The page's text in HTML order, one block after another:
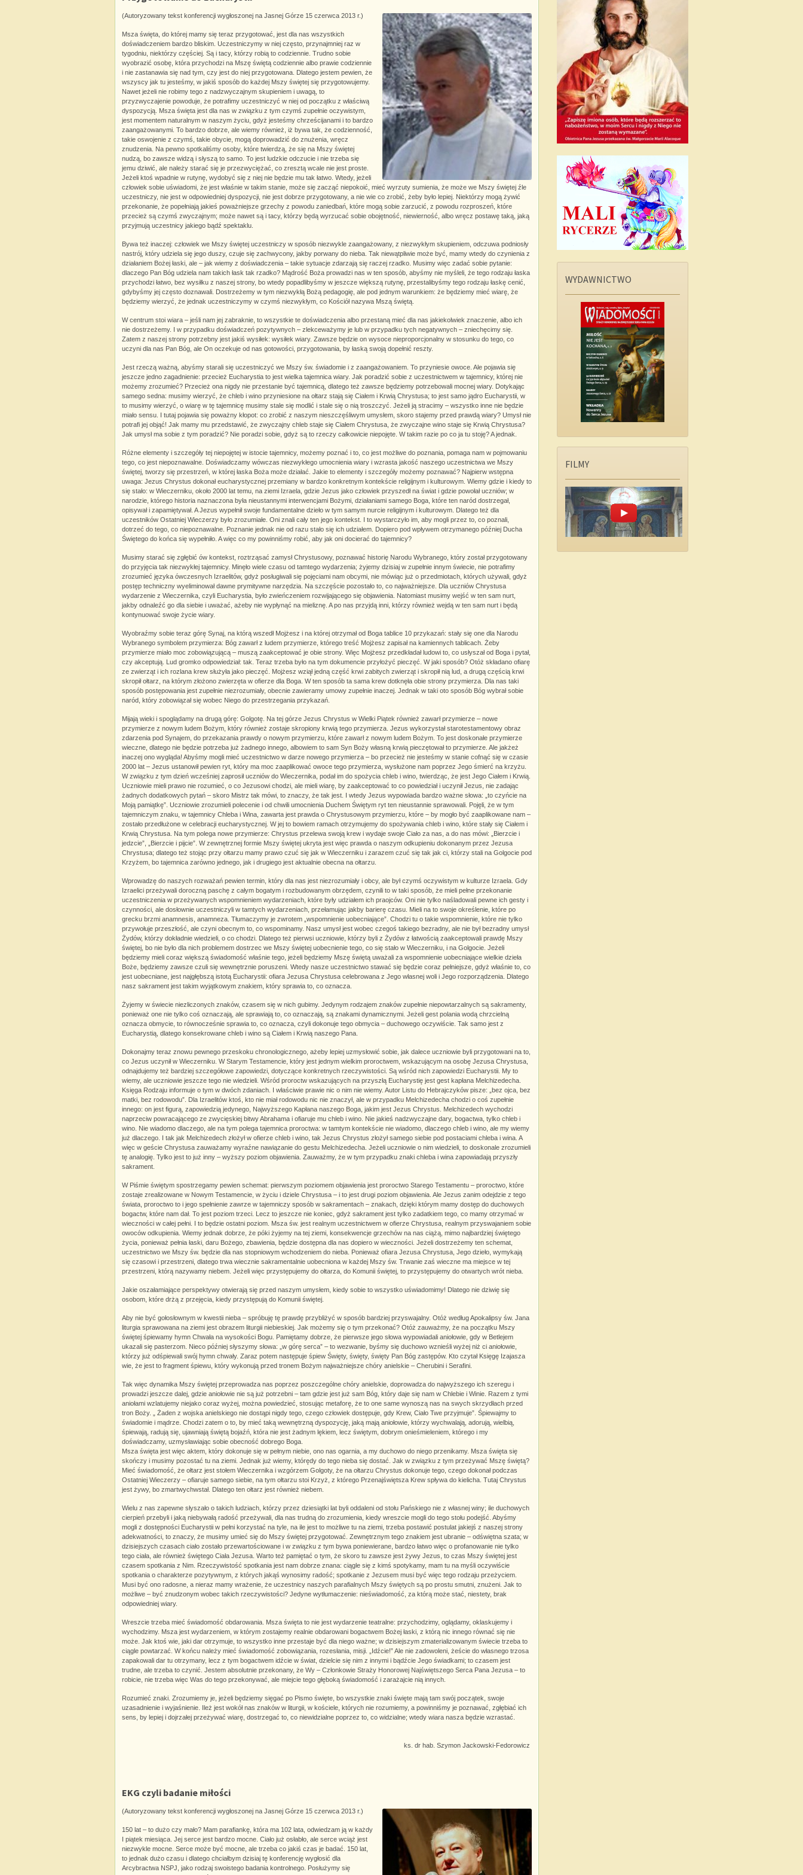
(Autoryzowany tekst konferencji wygłoszonej na Jasnej Górze 15 czerwca 2013 r.)
Msza święta, do której mamy się teraz przygotować, jest dla nas wszystkich
doświadczeniem bardzo bliskim. Uczestniczymy w niej często, przynajmniej raz w
tygodniu, niektórzy częściej. Są i tacy, którzy robią to codziennie. Trudno sobie
wyobrazić osobę, która przychodzi na Mszę świętą codziennie albo prawie codziennie
i nie zastanawia się nad tym, czy jest do niej przygotowana. Dlatego jestem pewien, że
wszyscy jak tu jesteśmy, w jakiś sposób do każdej Mszy świętej się przygotowujemy.
Nawet jeżeli nie robimy tego z nadzwyczajnym skupieniem i uwagą, to
przyzwyczajenie powoduje, że potrafimy uczestniczyć w niej od początku z właściwą
dyspozycją. Msza święta jest dla nas w związku z tym czymś zupełnie oczywistym,
jest momentem naturalnym w naszym życiu, gdyż jesteśmy chrześcijanami i to bardzo
zaangażowanymi. To bardzo dobrze, ale wiemy również, iż bywa tak, że codzienność,
takie oswojenie z czymś, takie obycie, mogą doprowadzić do znużenia, wręcz
znudzenia. Na pewno spotkaliśmy osoby, które twierdzą, że się na Mszy świętej
nudzą, bo zawsze widzą i słyszą to samo. To jest ludzkie odczucie i nie trzeba się
jemu dziwić, ale należy starać się je przezwyciężać, co zresztą wcale nie jest proste.
Jeżeli ktoś wpadnie w rutynę, wydobyć się z niej nie będzie mu tak łatwo. Wtedy, jeżeli
człowiek sobie uświadomi, że jest właśnie w takim stanie, może się zacząć niepokoić, mieć wyrzuty sumienia, że może we Mszy świętej źle
uczestniczy, nie jest w odpowiedniej dyspozycji, nie jest dobrze przygotowany, a nie wie co zrobić, żeby było lepiej. Niektórzy mogą żywić
przekonanie, że popełniają jakieś poważniejsze grzechy z powodu zaniedbań, które mogą sobie zarzucić, z powodu rozproszeń, które
przecież są czymś zwyczajnym; może nawet są i tacy, którzy będą wyrzucać sobie obojętność, niewierność, albo wręcz postawę taką, jaką
przyjmują uczestnicy jakiego bądź spektaklu.
Bywa też inaczej: człowiek we Mszy świętej uczestniczy w sposób niezwykle zaangażowany, z niezwykłym skupieniem, odczuwa podniosły
nastrój, który udziela się jego duszy, czuje się zachwycony, jakby porwany do nieba. Tak niewątpliwie może być, mamy wtedy do czynienia z
działaniem Bożej łaski, ale – jak wiemy z doświadczenia – takie sytuacje zdarzają się raczej rzadko. Musimy więc zadać sobie pytanie:
dlaczego Pan Bóg udziela nam takich łask tak rzadko? Mądrość Boża prowadzi nas w ten sposób, abyśmy nie myśleli, że tego rodzaju łaska
przychodzi łatwo, bez wysiłku z naszej strony, bo wtedy popadlibyśmy w jeszcze większą rutynę, przestalibyśmy tego rodzaju łaskę cenić,
gdybyśmy jej często doznawali. Dostrzeżemy w tym niezwykłą Bożą pedagogię, ale pod jednym warunkiem: że będziemy mieć wiarę, że
będziemy wierzyć, że jednak uczestniczymy w czymś niezwykłym, co Kościół nazywa Mszą świętą.
W centrum stoi wiara – jeśli nam jej zabraknie, to wszystkie te doświadczenia albo przestaną mieć dla nas jakiekolwiek znaczenie, albo ich
nie dostrzeżemy. I w przypadku doświadczeń pozytywnych – zlekceważymy je lub w przypadku tych negatywnych – zniechęcimy się.
Zatem z naszej strony potrzebny jest jakiś wysiłek: wysiłek wiary. Zawsze będzie on wysoce nieproporcjonalny w stosunku do tego, co
uczyni dla nas Pan Bóg, ale On oczekuje od nas gotowości, przygotowania, by łaską swoją dopełnić reszty.
Jest rzeczą ważną, abyśmy starali się uczestniczyć we Mszy św. świadomie i z zaangażowaniem. To przyniesie owoce. Ale pojawia się
jeszcze jedno zagadnienie: przecież Eucharystia to jest wielka tajemnica wiary. Jak poradzić sobie z uczestnictwem w tajemnicy, której nie
możemy zrozumieć? Przecież ona nigdy nie przestanie być tajemnicą, dlatego też zawsze będziemy potrzebowali mocnej wiary. Dotykając
samego sedna: musimy wierzyć, że chleb i wino przyniesione na ołtarz stają się Ciałem i Krwią Chrystusa; to jest samo jądro Eucharystii, w
to musimy wierzyć, o wiarę w tę tajemnicę musimy stale się modlić i stale się o nią troszczyć. Jeżeli ją stracimy – wszystko inne nie będzie
miało sensu. I tutaj pojawia się poważny kłopot: co zrobić z naszym nieszczęśliwym umysłem, skoro stajemy przed prawdą wiary? Umysł nie
potrafi jej objąć! Jak mamy mu przedstawić, że zwyczajny chleb staje się Ciałem Chrystusa, że zwyczajne wino staje się Krwią Chrystusa?
Jak umysł ma sobie z tym poradzić? Nie poradzi sobie, gdyż są to rzeczy całkowicie niepojęte. W takim razie po co ja tu stoję? A jednak.
Różne elementy i szczegóły tej niepojętej w istocie tajemnicy, możemy poznać i to, co jest możliwe do poznania, pomaga nam w pojmowaniu
tego, co jest niepoznawalne. Doświadczamy wówczas niezwykłego umocnienia wiary i wzrasta jakość naszego uczestnictwa we Mszy
świętej, tworzy się przestrzeń, w której łaska Boża może działać. Jakie to elementy i szczegóły możemy poznawać? Najpierw wstępna
uwaga: Jezus Chrystus dokonał eucharystycznej przemiany w bardzo konkretnym kontekście religijnym i kulturowym. Wiemy gdzie i kiedy to
się stało: w Wieczerniku, około 2000 lat temu, na ziemi Izraela, gdzie Jezus jako człowiek przyszedł na świat i gdzie powołał uczniów; w
narodzie, którego historia naznaczona była nieustannymi interwencjami Bożymi, działaniami samego Boga, które ten naród dostrzegał,
opisywał i zapamiętywał. A Jezus wypełnił swoje fundamentalne dzieło w tym samym nurcie religijnym i kulturowym. Dlatego też dla
uczestników Ostatniej Wieczerzy było zrozumiałe. Oni znali cały ten jego kontekst. I to wystarczyło im, aby mogli przez to, co poznali,
dotrzeć do tego, co niepoznawalne. Poznanie jednak nie od razu stało się ich udziałem. Dopiero pod wpływem otrzymanego później Ducha
Świętego do końca się wypełniło. A więc co my powinniśmy robić, aby jak oni docierać do tajemnicy?
Musimy starać się zgłębić ów kontekst, roztrząsać zamysł Chrystusowy, poznawać historię Narodu Wybranego, który został przygotowany
do przyjęcia tak niezwykłej tajemnicy. Minęło wiele czasu od tamtego wydarzenia; żyjemy dzisiaj w zupełnie innym świecie, nie potrafimy
zrozumieć języka ówczesnych Izraelitów, gdyż posługiwali się pojęciami nam obcymi, nie mówiąc już o przedmiotach, których używali, gdyż
postęp techniczny wyeliminował dawne prymitywne narzędzia. Na szczęście pozostało to, co najważniejsze. Dla uczniów Chrystusa
wydarzenie z Wieczernika, czyli Eucharystia, było zwieńczeniem rozwijającego się objawienia. Natomiast musimy wejść w ten sam nurt,
jakby odnaleźć go dla siebie i uważać, ażeby nie wypłynąć na mieliznę. A po nas przyjdą inni, którzy również wejdą w ten sam nurt i będą
kontynuować swoje życie wiary.
Wyobraźmy sobie teraz górę Synaj, na którą wszedł Mojżesz i na której otrzymał od Boga tablice 10 przykazań: stały się one dla Narodu
Wybranego symbolem przymierza: Bóg zawarł z ludem przymierze, którego treść Mojżesz zapisał na kamiennych tablicach. Żeby
przymierze miało moc zobowiązującą – muszą zaakceptować je obie strony. Więc Mojżesz przedkładał ludowi to, co usłyszał od Boga i pytał,
czy akceptują. Lud gromko odpowiedział: tak. Teraz trzeba było na tym dokumencie przyłożyć pieczęć. W jaki sposób? Otóż składano ofiarę
ze zwierząt i ich rozlana krew służyła jako pieczęć. Mojżesz wziął jedną część krwi zabitych zwierząt i skropił nią lud, a drugą częścią krwi
skropił ołtarz, na którym złożono zwierzęta w ofierze dla Boga. W ten sposób ta sama krew dotknęła obie strony przymierza. Dla nas taki
sposób postępowania jest zupełnie niezrozumiały, obecnie zawieramy umowy zupełnie inaczej. Jednak w taki oto sposób Bóg wybrał sobie
naród, który zobowiązał się wobec Niego do przestrzegania przykazań.
Mijają wieki i spoglądamy na drugą górę: Golgotę. Na tej górze Jezus Chrystus w Wielki Piątek również zawarł przymierze – nowe
przymierze z nowym ludem Bożym, który również zostaje skropiony krwią tego przymierza. Jezus wykorzystał starotestamentowy obraz
zdarzenia pod Synajem, do przekazania prawdy o nowym przymierzu, które zawarł z nowym ludem Bożym. To jest doskonałe przymierze
wieczne, dlatego nie będzie potrzeba już żadnego innego, albowiem to sam Syn Boży własną krwią pieczętował to przymierze. Ale jakżeż
inaczej ono wygląda! Abyśmy mogli mieć uczestnictwo w darze nowego przymierza – bo przecież nie jesteśmy w stanie cofnąć się w czasie
2000 lat – Jezus ustanowił pewien ryt, który ma moc zaaplikować owoce tego przymierza, wysłużone nam poprzez Jego śmierć na krzyżu.
W związku z tym dzień wcześniej zaprosił uczniów do Wieczernika, podał im do spożycia chleb i wino, twierdząc, że jest Jego Ciałem i Krwią.
Uczniowie mieli prawo nie rozumieć, o co Jezusowi chodzi, ale mieli wiarę, by zaakceptować to co powiedział i uczynił Jezus, nie zadając
żadnych dodatkowych pytań – skoro Mistrz tak mówi, to znaczy, że tak jest. I wtedy Jezus wypowiada bardzo ważne słowa: „to czyńcie na
Moją pamiątkę”. Uczniowie zrozumieli polecenie i od chwili umocnienia Duchem Świętym ryt ten nieustannie sprawowali. Pojęli, że w tym
tajemniczym znaku, w tajemnicy Chleba i Wina, zawarta jest prawda o Chrystusowym przymierzu, które – by mogło być zaaplikowane nam –
zostało przedłużone w celebracji eucharystycznej. W jej to bowiem ramach otrzymujemy do spożywania chleb i wino, które stały się Ciałem i
Krwią Chrystusa. Na tym polega nowe przymierze: Chrystus przelewa swoją krew i wydaje swoje Ciało za nas, a do nas mówi: „Bierzcie i
jedzcie”, „Bierzcie i pijcie”. W zewnętrznej formie Mszy świętej ukryta jest więc prawda o naszym odkupieniu dokonanym przez Jezusa
Chrystusa; dlatego też stojąc przy ołtarzu mamy prawo czuć się jak w Wieczerniku i zarazem czuć się tak jak ci, którzy stali na Golgocie pod
Krzyżem, bo tajemnica zarówno jednego, jak i drugiego jest aktualnie obecna na ołtarzu.
Wprowadzę do naszych rozważań pewien termin, który dla nas jest niezrozumiały i obcy, ale był czymś oczywistym w kulturze Izraela. Gdy
Izraelici przeżywali doroczną paschę z całym bogatym i rozbudowanym obrzędem, czynili to w taki sposób, że mieli pełne przekonanie
uczestniczenia w przeżywanych wspomnieniem wydarzeniach, które były udziałem ich praojców. Oni nie tylko naśladowali pewne ich gesty i
czynności, ale dosłownie uczestniczyli w tamtych wydarzeniach, przełamując jakby barierę czasu. Mieli na to swoje określenie, które po
grecku brzmi anamnesis, anamneza. Tłumaczymy je zwrotem „wspomnienie uobecniające”. Chodzi tu o takie wspomnienie, które nie tylko
przywołuje przeszłość, ale czyni obecnym to, co wspominamy. Nasz umysł jest wobec czegoś takiego bezradny, ale nie był bezradny umysł
Żydów, którzy dokładnie wiedzieli, o co chodzi. Dlatego też pierwsi uczniowie, którzy byli z Żydów z łatwością zaakceptowali prawdę Mszy
świętej, bo nie było dla nich problemem dostrzec we Mszy świętej uobecnienie tego, co się stało w Wieczerniku, i na Golgocie. Jeżeli
będziemy mieli coraz większą świadomość właśnie tego, jeżeli będziemy Mszę świętą uważali za wspomnienie uobecniające wielkie dzieła
Boże, będziemy zawsze czuli się wewnętrznie poruszeni. Wtedy nasze uczestnictwo stawać się będzie coraz pełniejsze, gdyż właśnie to, co
jest uobecniane, jest najgłębszą istotą Eucharystii: ofiara Jezusa Chrystusa celebrowana z Jego własnej woli i Jego rozporządzenia. Dlatego
nasz sakrament jest takim wyjątkowym znakiem, który sprawia to, co oznacza.
Żyjemy w świecie niezliczonych znaków, czasem się w nich gubimy. Jedynym rodzajem znaków zupełnie niepowtarzalnych są sakramenty,
ponieważ one nie tylko coś oznaczają, ale sprawiają to, co oznaczają, są znakami dynamicznymi. Jeżeli gest polania wodą chrzcielną
oznacza obmycie, to równocześnie sprawia to, co oznacza, czyli dokonuje tego obmycia – duchowego oczywiście. Tak samo jest z
Eucharystią, dlatego konsekrowane chleb i wino są Ciałem i Krwią naszego Pana.
Dokonajmy teraz znowu pewnego przeskoku chronologicznego, ażeby lepiej uzmysłowić sobie, jak dalece uczniowie byli przygotowani na to,
co Jezus uczynił w Wieczerniku. W Starym Testamencie, który jest jednym wielkim proroctwem, wskazującym na osobę Jezusa Chrystusa,
odnajdujemy też bardziej szczegółowe zapowiedzi, dotyczące konkretnych rzeczywistości. Są wśród nich zapowiedzi Eucharystii. My to
wiemy, ale uczniowie jeszcze tego nie wiedzieli. Wśród proroctw wskazujących na przyszłą Eucharystię jest gest kapłana Melchizedecha.
Księga Rodzaju informuje o tym w dwóch zdaniach. I właściwie prawie nic o nim nie wiemy. Autor Listu do Hebrajczyków pisze: „bez ojca, bez
matki, bez rodowodu”. Dla Izraelitów ktoś, kto nie miał rodowodu nic nie znaczył, ale w przypadku Melchizedecha chodzi o coś zupełnie
innego: on jest figurą, zapowiedzią jedynego, Najwyższego Kapłana naszego Boga, jakim jest Jezus Chrystus. Melchizedech wychodzi
naprzeciw powracającego ze zwycięskiej bitwy Abrahama i ofiaruje mu chleb i wino. Nie jakieś nadzwyczajne dary, bogactwa, tylko chleb i
wino. Nie wiadomo dlaczego, ale na tym polega tajemnica proroctwa: w tamtym kontekście nie wiadomo, dlaczego chleb i wino, ale my wiemy
już dlaczego. I tak jak Melchizedech złożył w ofierze chleb i wino, tak Jezus Chrystus złożył samego siebie pod postaciami chleba i wina. A
więc w geście Chrystusa zauważamy wyraźne nawiązanie do gestu Melchizedecha. Jeżeli uczniowie o nim wiedzieli, to doskonale zrozumieli
tę analogię. Tylko jest to już inny – wyższy poziom objawienia. Zauważmy, że w tym przypadku znaki chleba i wina zapowiadają przyszły
sakrament.
W Piśmie świętym spostrzegamy pewien schemat: pierwszym poziomem objawienia jest proroctwo Starego Testamentu – proroctwo, które
zostaje zrealizowane w Nowym Testamencie, w życiu i dziele Chrystusa – i to jest drugi poziom objawienia. Ale Jezus zanim odejdzie z tego
świata, proroctwo to i jego spełnienie zawrze w tajemniczy sposób w sakramentach – znakach, dzięki którym mamy dostęp do duchowych
bogactw, które nam dał. To jest poziom trzeci. Lecz to jeszcze nie koniec, gdyż sakrament jest tylko zadatkiem tego, co mamy otrzymać w
wieczności w całej pełni. I to będzie ostatni poziom. Msza św. jest realnym uczestnictwem w ofierze Chrystusa, realnym przyswajaniem sobie
owoców odkupienia. Wiemy jednak dobrze, że póki żyjemy na tej ziemi, konsekwencje grzechów na nas ciążą, mimo najbardziej świętego
życia, ponieważ pełnia łaski, daru Bożego, zbawienia, będzie dostępna dla nas dopiero w wieczności. Jeżeli dostrzeżemy ten schemat,
uczestnictwo we Mszy św. będzie dla nas stopniowym wchodzeniem do nieba. Ponieważ ofiara Jezusa Chrystusa, Jego dzieło, wymykają
się czasowi i przestrzeni, dlatego trwa wiecznie sakramentalnie uobecniona w każdej Mszy św. Trwanie zaś wieczne ma miejsce w tej
przestrzeni, którą nazywamy niebem. Jeżeli więc przystępujemy do ołtarza, do Komunii świętej, to przystępujemy do otwartych wrót nieba.
Jakie oszałamiające perspektywy otwierają się przed naszym umysłem, kiedy sobie to wszystko uświadomimy! Dlatego nie dziwię się
osobom, które drżą z przejęcia, kiedy przystępują do Komunii świętej.
Aby nie być gołosłownym w kwestii nieba – spróbuję tę prawdę przybliżyć w sposób bardziej przyswajalny. Otóż według Apokalipsy św. Jana
liturgia sprawowana na ziemi jest obrazem liturgii niebieskiej. Jak możemy się o tym przekonać? Otóż zauważmy, że na początku Mszy
świętej śpiewamy hymn Chwała na wysokości Bogu. Pamiętamy dobrze, że pierwsze jego słowa wypowiadali aniołowie, gdy w Betlejem
ukazali się pasterzom. Nieco później słyszymy słowa: „w górę serca” – to wezwanie, byśmy się duchowo wznieśli wyżej niż ci aniołowie,
którzy już odśpiewali swój hymn chwały. Zaraz potem następuje śpiew Święty, święty, święty Pan Bóg zastępów. Kto czytał Księgę Izajasza
wie, że jest to fragment śpiewu, który wykonują przed tronem Bożym najważniejsze chóry anielskie – Cherubini i Serafini.
Tak więc dynamika Mszy świętej przeprowadza nas poprzez poszczególne chóry anielskie, doprowadza do najwyższego ich szeregu i
prowadzi jeszcze dalej, gdzie aniołowie nie są już potrzebni – tam gdzie jest już sam Bóg, który daje się nam w Chlebie i Winie. Razem z tymi
aniołami wzlatujemy niejako coraz wyżej, można powiedzieć, stosując metaforę, że to one same wynoszą nas na swych skrzydłach przed
tron Boży. „ Żaden z wojska anielskiego nie dostąpi nigdy tego, czego człowiek dostępuje, gdy Krew, Ciało Twe przyjmuje”. Śpiewajmy to
świadomie i mądrze. Chodzi zatem o to, by mieć taką wewnętrzną dyspozycję, jaką mają aniołowie, którzy wychwalają, adorują, wielbią,
śpiewają, radują się, ujawniają świętą bojaźń, która nie jest żadnym lękiem, lecz świętym, dobrym onieśmieleniem, którego i my
doświadczamy, uzmysławiając sobie obecność dobrego Boga.
Msza święta jest więc aktem, który dokonuje się w pełnym niebie, ono nas ogarnia, a my duchowo do niego przenikamy. Msza święta się
skończy i musimy pozostać tu na ziemi. Jednak już wiemy, którędy do tego nieba się dostać. Jak w związku z tym przeżywać Mszę świętą?
Mieć świadomość, że ołtarz jest stołem Wieczernika i wzgórzem Golgoty, że na ołtarzu Chrystus dokonuje tego, czego dokonał podczas
Ostatniej Wieczerzy – ofiaruje samego siebie, na tym ołtarzu stoi Krzyż, z którego Przenajświętsza Krew spływa do kielicha. Tutaj Chrystus
jest żywy, bo zmartwychwstał. Dlatego ten ołtarz jest również niebem.
Wielu z nas zapewne słyszało o takich ludziach, którzy przez dziesiątki lat byli oddaleni od stołu Pańskiego nie z własnej winy; ile duchowych
cierpień przebyli i jaką niebywałą radość przeżywali, dla nas trudną do zrozumienia, kiedy wreszcie mogli do tego stołu podejść. Abyśmy
mogli z dostępności Eucharystii w pełni korzystać na tyle, na ile jest to możliwe tu na ziemi, trzeba postawić postulat jakiejś z naszej strony
adekwatności, to znaczy, że musimy umieć się do Mszy świętej przygotować. Zewnętrznym tego znakiem jest ubranie – odświętna szata; w
dzisiejszych czasach ciało zostało przewartościowane i w związku z tym bywa poniewierane, bardzo łatwo więc o profanowanie nie tylko
tego ciała, ale również świętego Ciała Jezusa. Warto też pamiętać o tym, że skoro tu zawsze jest żywy Jezus, to czas Mszy świętej jest
czasem spotkania z Nim. Rzeczywistość spotkania jest nam dobrze znana: ciągle się z kimś spotykamy, mam tu na myśli oczywiście
spotkania o charakterze pozytywnym, z których jakąś wynosimy radość; spotkanie z Jezusem musi być więc tego rodzaju przeżyciem.
Musi być ono radosne, a nieraz mamy wrażenie, że uczestnicy naszych parafialnych Mszy świętych są po prostu smutni, znużeni. Jak to
możliwe – być znudzonym wobec takich rzeczywistości? Jedyne wytłumaczenie: nieświadomość, za którą może stać, niestety, brak
odpowiedniej wiary.
Wreszcie trzeba mieć świadomość obdarowania. Msza święta to nie jest wydarzenie teatralne: przychodzimy, oglądamy, oklaskujemy i
wychodzimy. Msza jest wydarzeniem, w którym zostajemy realnie obdarowani bogactwem Bożej łaski, z którą nic innego równać się nie
może. Jak ktoś wie, jaki dar otrzymuje, to wszystko inne przestaje być dla niego ważne; w dzisiejszym zmaterializowanym świecie trzeba to
ciągle powtarzać. W końcu należy mieć świadomość zobowiązania, rozesłania, misji. „Idźcie!” Ale nie zadowoleni, żeście do własnego trzosa
zapakowali dar tu otrzymany, lecz z tym bogactwem idźcie w świat, dzielcie się nim z innymi i bądźcie Jego świadkami; to czasem jest
trudne, ale trzeba to czynić. Jestem absolutnie przekonany, że Wy – Członkowie Straży Honorowej Najświętszego Serca Pana Jezusa – to
robicie, nie trzeba więc Was do tego przekonywać, ale miejcie tego głęboką świadomość i zarażajcie nią innych.
Rozumieć znaki. Zrozumiemy je, jeżeli będziemy sięgać po Pismo święte, bo wszystkie znaki święte mają tam swój początek, swoje
uzasadnienie i wyjaśnienie. Ileż jest wokół nas znaków w liturgii, w kościele, których nie rozumiemy, a powinniśmy je poznawać, zgłębiać ich
sens, by lepiej i dojrzałej przeżywać wiarę, dostrzegać to, co niewidzialne poprzez to, co widzialne; wtedy wiara nasza będzie wzrastać.
ks. dr hab. Szymon Jackowski-Fedorowicz
EKG czyli badanie miłości
(Autoryzowany tekst konferencji wygłoszonej na Jasnej Górze 15 czerwca 2013 r.)
150 lat – to dużo czy mało? Mam parafiankę, która ma 102 lata, odwiedzam ją w każdy
I piątek miesiąca. Jej serce jest bardzo mocne. Ciało już osłabło, ale serce wciąż jest
niezwykle mocne. Serce może być mocne, ale trzeba co jakiś czas je badać. 150 lat,
to jednak dużo czasu i dlatego chciałbym dzisiaj tę konferencję wygłosić dla
Arcybractwa NSPJ, jako rodzaj swoistego badania kontrolnego. Posłużymy się
WYDAWNICTWO
FILMY